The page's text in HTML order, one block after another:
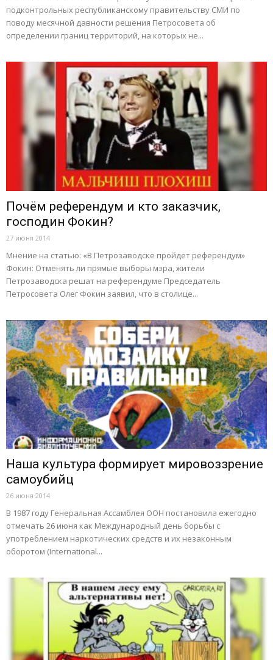
подконтрольных республиканскому правительству СМИ по
поводу месячной давности решения Петросовета об
определении границ территорий, на которых не...
Почём референдум и кто заказчик,
господин Фокин?
27 июня 2014
Мнение на статью: «В Петрозаводске пройдет референдум»
Фокин: Отменять ли прямые выборы мэра, жители
Петрозаводска решат на референдуме Председатель
Петросовета Олег Фокин заявил, что в столице...
Наша культура формирует мировоззрение
самоубийц
26 июня 2014
В 1987 году Генеральная Ассамблея ООН постановила ежегодно
отмечать 26 июня как Международный день борьбы с
употреблением наркотических средств и их незаконным
оборотом (International...